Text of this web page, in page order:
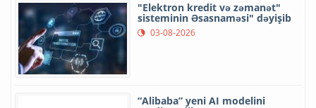
"Elektron kredit və zəmanət"
sisteminin Əsasnaməsi" dəyişib
03-08-2026
“Alibaba” yeni AI modelini